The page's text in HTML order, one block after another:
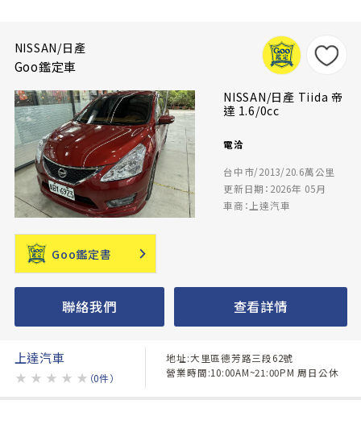
NISSAN/日產
Goo鑑定車
NISSAN/日產 Tiida 帝
達 1.6/0cc
電洽
台中市/2013/20.6萬公里
更新日期：2026年 05月
車商：上達汽車
Goo鑑定書
聯絡我們 查看詳情
上達汽車
★ ★ ★ ★ ★ （0件）
地址:大里區德芳路三段62號
營業時間:10:00AM~21:00PM 周日公休